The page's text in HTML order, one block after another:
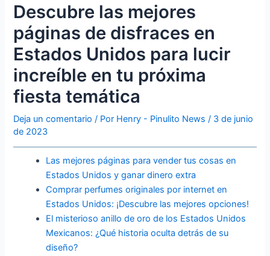
Descubre las mejores
páginas de disfraces en
Estados Unidos para lucir
increíble en tu próxima
fiesta temática
Deja un comentario / Por Henry - Pinulito News/ 3 de junio
de 2023
Las mejores páginas para vender tus cosas en
Estados Unidos y ganar dinero extra
Comprar perfumes originales por internet en
Estados Unidos: ¡Descubre las mejores opciones!
El misterioso anillo de oro de los Estados Unidos
Mexicanos: ¿Qué historia oculta detrás de su
diseño?